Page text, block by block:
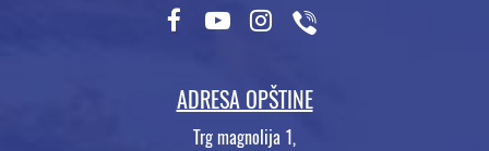
ADRESA OPŠTINE
Trg magnolija 1,